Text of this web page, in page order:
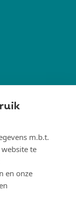
m.b.t.
te
en onze